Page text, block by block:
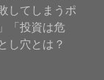
してしまうポ
「投資は危
し穴とは？